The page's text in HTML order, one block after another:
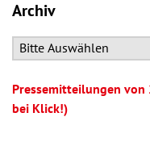
Archiv
Pressemitteilungen
bei Klick!)